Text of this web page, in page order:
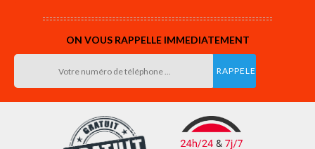
ON VOUS RAPPELLE IMMEDIATEMENT